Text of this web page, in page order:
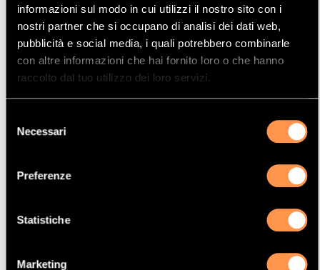
informazioni sul modo in cui utilizzi il nostro sito con i
nostri partner che si occupano di analisi dei dati web,
pubblicità e social media, i quali potrebbero combinarle
con altre informazioni che hai fornito loro o che hanno
raccolto dal tuo utilizzo dei loro servizi.
delNecessari
Preferenze
Statistiche
Marketing
La vostra selezione
Prodotto
Catalizzatore